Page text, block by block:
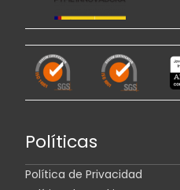
Políticas
Política de Privacidad